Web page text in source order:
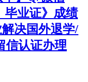
毕业证》成绩
决国外退学/
信认证办理